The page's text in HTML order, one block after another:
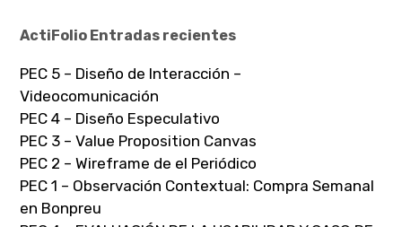
ActiFolio Entradas recientes
PEC 5 – Diseño de Interacción –
Videocomunicación
PEC 4 – Diseño Especulativo
PEC 3 – Value Proposition Canvas
PEC 2 – Wireframe de el Periódico
PEC 1 – Observación Contextual: Compra Semanal
en Bonpreu